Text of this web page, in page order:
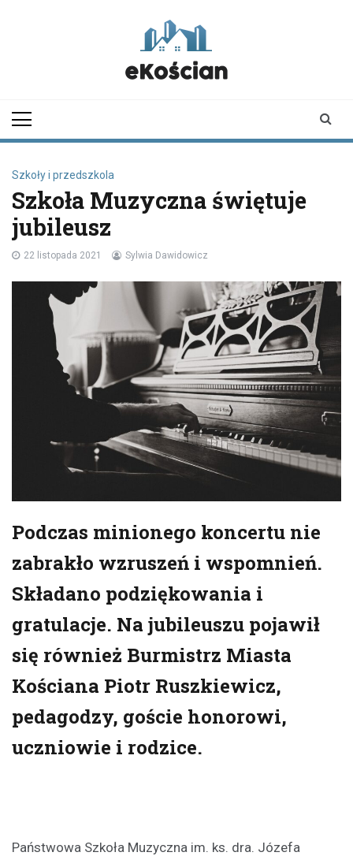
Szkoły i przedszkola
Szkoła Muzyczna świętuje
jubileusz
22 listopada 2021 Sylwia Dawidowicz
Podczas minionego koncertu nie
zabrakło wzruszeń i wspomnień.
Składano podziękowania i
gratulacje. Na jubileuszu pojawił
się również Burmistrz Miasta
Kościana Piotr Ruszkiewicz,
pedagodzy, goście honorowi,
uczniowie i rodzice.
Państwowa Szkoła Muzyczna im. ks. dra. Józefa